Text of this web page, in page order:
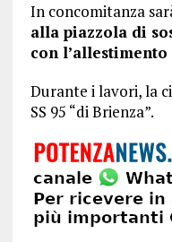
In concomitanza
alla piazzola di
con
Durante i lavori, la
SS 95 “di Brienza”.